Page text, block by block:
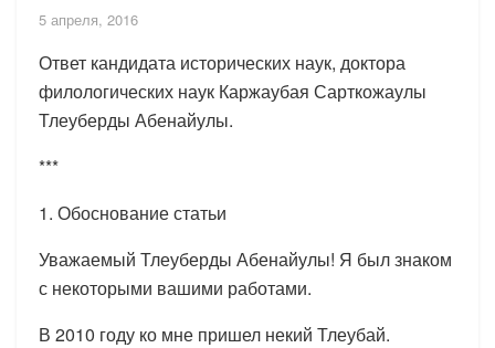
5 апреля, 2016
Ответ кандидата исторических наук, доктора
филологических наук Каржаубая Сарткожаулы
Тлеуберды Абенайулы.
***
1. Обоснование статьи
Уважаемый Тлеуберды Абенайулы! Я был знаком
с некоторыми вашими работами.
В 2010 году ко мне пришел некий Тлеубай.